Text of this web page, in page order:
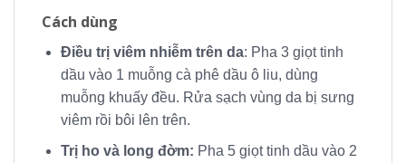
Cách dùng
Điều trị viêm nhiễm trên da: Pha 3 giọt tinh
dầu vào 1 muỗng cà phê dầu ô liu, dùng
muỗng khuấy đều. Rửa sạch vùng da bị sưng
viêm rồi bôi lên trên.
Trị ho và long đờm: Pha 5 giọt tinh dầu vào 2